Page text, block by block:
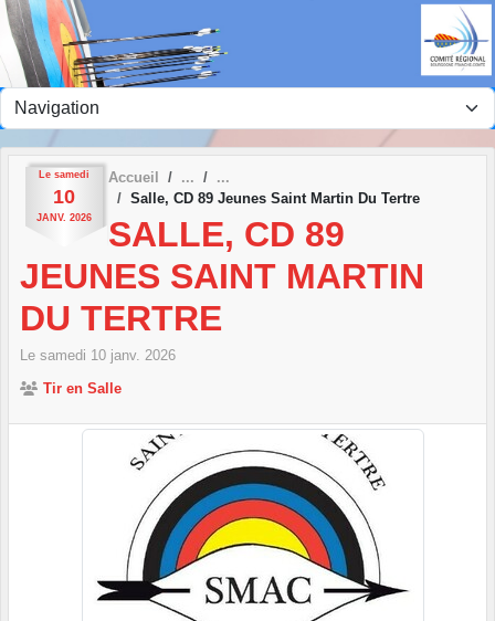
Le samedi
10
JANV. 2026
Accueil
Salle, CD 89 Jeunes Saint Martin Du Tertre
SALLE, CD 89
JEUNES SAINT MARTIN
DU TERTRE
Le samedi 10 janv. 2026
Tir en Salle
Panneau de gestion des cookies